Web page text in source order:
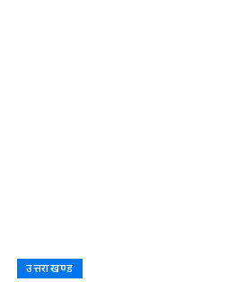
उत्तराखण्ड